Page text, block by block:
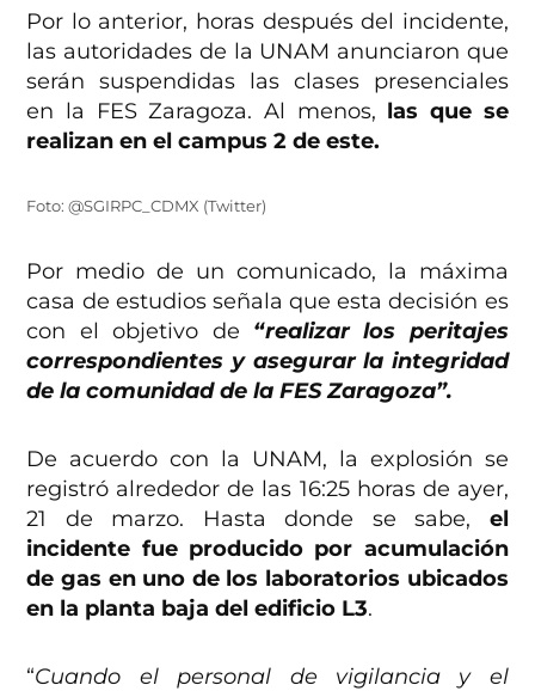
Por lo anterior, horas después del incidente,
las autoridades de la UNAM anunciaron que
serán suspendidas las clases presenciales
en la FES Zaragoza. Al menos, las que se
realizan en el campus 2 de este.
Foto: @SGIRPC_CDMX (Twitter)
Por medio de un comunicado, la máxima
casa de estudios señala que esta decisión es
con el objetivo de “realizar los peritajes
correspondientes y asegurar la integridad
de la comunidad de la FES Zaragoza”.
De acuerdo con la UNAM, la explosión se
registró alrededor de las 16:25 horas de ayer,
21 de marzo. Hasta donde se sabe, el
incidente fue producido por acumulación
de gas en uno de los laboratorios ubicados
en la planta baja del edificio L3.
“Cuando el personal de vigilancia y el